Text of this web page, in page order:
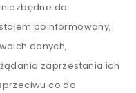
do
poinformowany,
danych,
zaprzestania ich
co do